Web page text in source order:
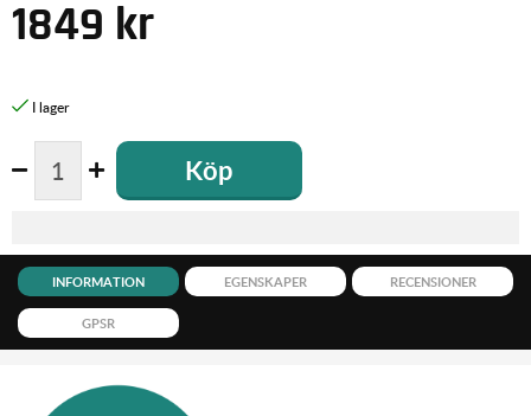
1849 kr
Köp
INFORMATION EGENSKAPER RECENSIONER
GPSR